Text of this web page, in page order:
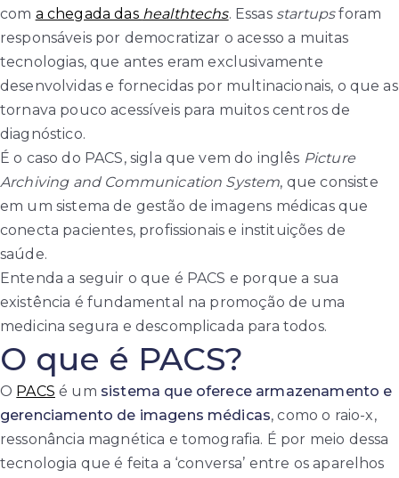
com a chegada das healthtechs. Essas startupsforam
responsáveis por democratizar o acesso a muitas
tecnologias, que antes eram exclusivamente
desenvolvidas e fornecidas por multinacionais, o que as
tornava pouco acessíveis para muitos centros de
diagnóstico.
É o caso do PACS, sigla que vem do inglês Picture
Archiving and Communication System, que consiste
em um sistema de gestão de imagens médicas que
conecta pacientes, profissionais e instituições de
saúde.
Entenda a seguir o que é PACS e porque a sua
existência é fundamental na promoção de uma
medicina segura e descomplicada para todos.
O que é PACS?
O PACS é um sistema que oferece armazenamento e
gerenciamento de imagens médicas, como o raio-x,
ressonância magnética e tomografia. É por meio dessa
tecnologia que é feita a ‘conversa’ entre os aparelhos